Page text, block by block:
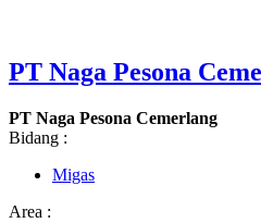
PT Naga Pesona
PT Naga Pesona Cemerlang
Bidang :
Migas
Area :